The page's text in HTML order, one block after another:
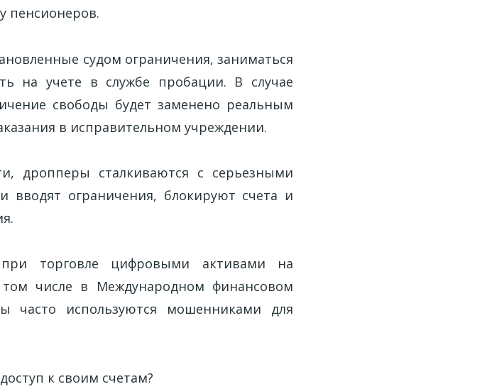
пенсионеров.
судом ограничения, заниматься
на учете в службе пробации. В случае
свободы будет заменено реальным
в исправительном учреждении.
дропперы сталкиваются с серьезными
вводят ограничения, блокируют счета и
торговле цифровыми активами на
числе в Международном финансовом
часто используются мошенниками для
к своим счетам?